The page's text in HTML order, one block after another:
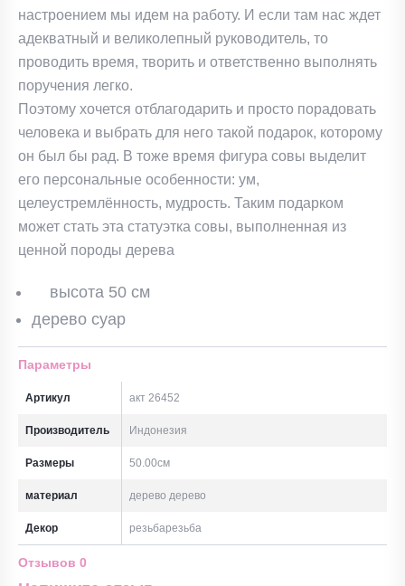
настроением мы идем на работу. И если там нас ждет
адекватный и великолепный руководитель, то
проводить время, творить и ответственно выполнять
поручения легко.
Поэтому хочется отблагодарить и просто порадовать
человека и выбрать для него такой подарок, которому
он был бы рад. В тоже время фигура совы выделит
его персональные особенности: ум,
целеустремлённость, мудрость. Таким подарком
может стать эта статуэтка совы, выполненная из
ценной породы дерева
высота 50 см
дерево суар
Параметры
Артикул акт 26452
Производитель Индонезия
Размеры 50.00см
материал дерево дерево
Декор резьбарезьба
Отзывов 0